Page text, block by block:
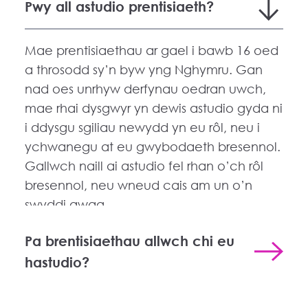
Pwy all astudio prentisiaeth?
Mae prentisiaethau ar gael i bawb 16 oed
a throsodd sy’n byw yng Nghymru. Gan
nad oes unrhyw derfynau oedran uwch,
mae rhai dysgwyr yn dewis astudio gyda ni
i ddysgu sgiliau newydd yn eu rôl, neu i
ychwanegu at eu gwybodaeth bresennol.
Gallwch naill ai astudio fel rhan o’ch rôl
bresennol, neu wneud cais am un o’n
swyddi gwag.
Pa brentisiaethau allwch chi eu
hastudio?